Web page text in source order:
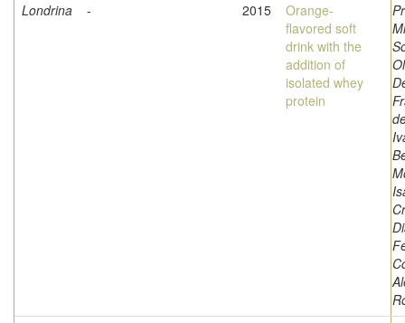
Londrina
- 2015
Orange-
flavored soft
drink with the
addition of
isolated whey
protein